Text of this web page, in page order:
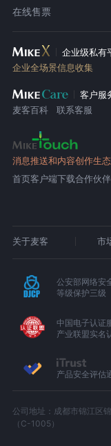
在线售票
企业级私有
企业全场景信息收集
客户服
麦客百科
联系客服
消息推送和内容创作生态
首页客户端下载合作伙
关于麦客 市
公安部网络安
等级保护三级
中国电子认证
产业联盟实名
产品安全评估
公司地址：成都市锦江区
（C-1005）